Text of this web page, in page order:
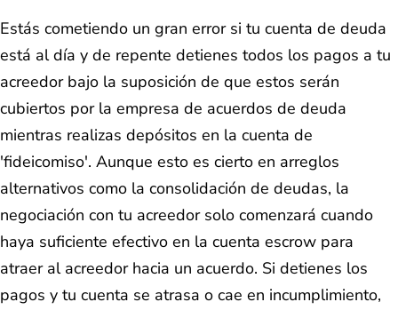
Estás cometiendo un gran error si tu cuenta de deuda
está al día y de repente detienes todos los pagos a tu
acreedor bajo la suposición de que estos serán
cubiertos por la empresa de acuerdos de deuda
mientras realizas depósitos en la cuenta de
'fideicomiso'. Aunque esto es cierto en arreglos
alternativos como la consolidación de deudas, la
negociación con tu acreedor solo comenzará cuando
haya suficiente efectivo en la cuenta escrow para
atraer al acreedor hacia un acuerdo. Si detienes los
pagos y tu cuenta se atrasa o cae en incumplimiento,